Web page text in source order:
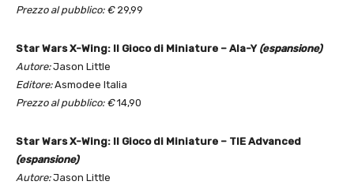
Prezzo al pubblico: € 29,99
Star Wars X-Wing: Il Gioco di Miniature – Ala-Y (espansione)
Autore:Jason Little
Editore:Asmodee Italia
Prezzo al pubblico: €14,90
Star Wars X-Wing: Il Gioco di Miniature – TIE Advanced
(espansione)
Autore:Jason Little